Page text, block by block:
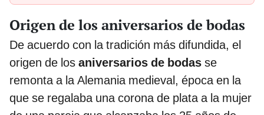
Origen de los aniversarios de bodas
De acuerdo con la tradición más difundida, el
origen de los aniversarios de bodas se
remonta a la Alemania medieval, época en la
que se regalaba una corona de plata a la mujer